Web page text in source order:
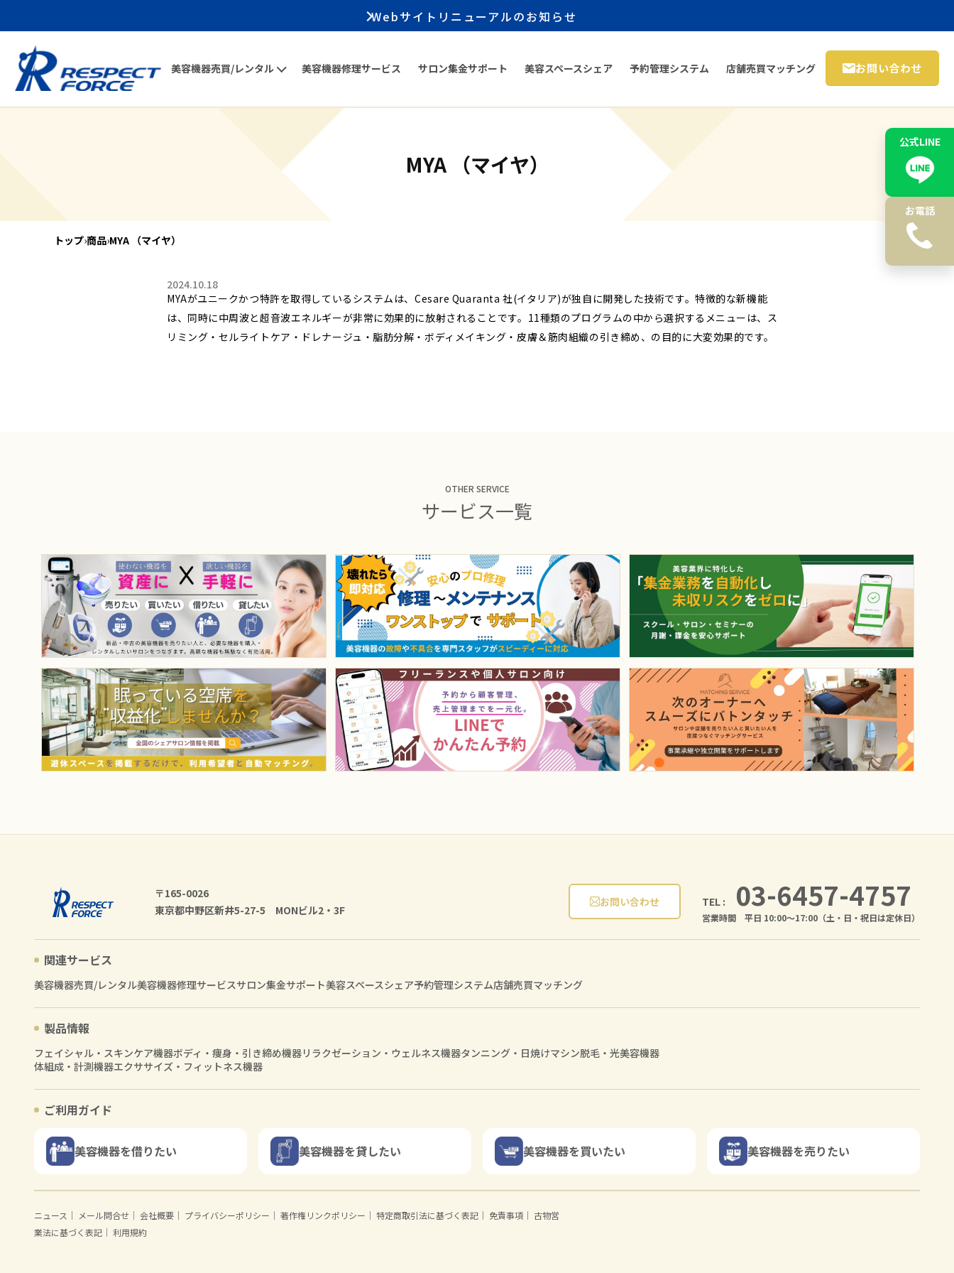
Webサイトリニューアルのお知らせ
美容機器売買/レンタル 美容機器修理サービス サロン集金サポート 美容スペースシェア 予約管理システム 店舗売買マッチング お問い合わせ
公式LINE
お電話
MYA （マイヤ）
トップ›商品›MYA （マイヤ）
2024.10.18
MYAがユニークかつ特許を取得しているシステムは、Cesare Quaranta 社(イタリア)が独自に開発した技術です。特徴的な新機能
は、同時に中周波と超音波エネルギーが非常に効果的に放射されることです。11種類のプログラムの中から選択するメニューは、ス
リミング・セルライトケア・ドレナージュ・脂肪分解・ボディメイキング・皮膚＆筋肉組織の引き締め、の目的に大変効果的です。
OTHER SERVICE
サービス一覧
〒165-0026
東京都中野区新井5-27-5 MONビル2・3F
お問い合わせ TEL : 03-6457-4757
営業時間 平日 10:00〜17:00（土・日・祝日は定休日）
関連サービス
美容機器売買/レンタル美容機器修理サービスサロン集金サポート美容スペースシェア予約管理システム店舗売買マッチング
製品情報
フェイシャル・スキンケア機器ボディ・痩身・引き締め機器リラクゼーション・ウェルネス機器タンニング・日焼けマシン脱毛・光美容機器
体組成・計測機器エクササイズ・フィットネス機器
ご利用ガイド
美容機器を借りたい 美容機器を貸したい 美容機器を買いたい 美容機器を売りたい
ニュース ｜ メール問合せ ｜ 会社概要 ｜ プライバシーポリシー ｜ 著作権リンクポリシー ｜ 特定商取引法に基づく表記 ｜ 免責事項 ｜ 古物営
業法に基づく表記 ｜ 利用規約